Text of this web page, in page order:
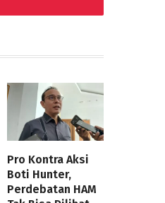
Pro Kontra Aksi
Boti Hunter,
Perdebatan HAM